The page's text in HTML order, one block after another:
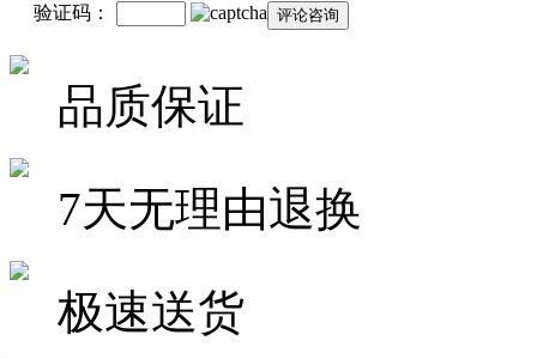
验证码：
品质保证
7天无理由退换
极速送货